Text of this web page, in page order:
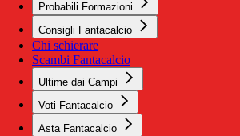
Probabili Formazioni
Consigli Fantacalcio
Chi schierare
Scambi Fantacalcio
Ultime dai Campi
Voti Fantacalcio
Asta Fantacalcio